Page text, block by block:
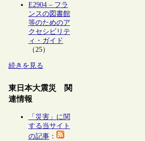
E2904 – フラ
ンスの図書館
等のためのア
クセシビリテ
ィ・ガイド
（25）
続きを見る
東日本大震災 関
連情報
「災害」に関
する当サイト
の記事：